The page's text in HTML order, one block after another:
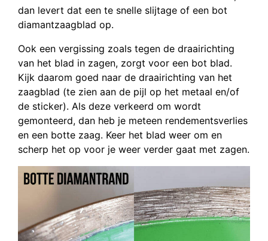
dan levert dat een te snelle slijtage of een bot
diamantzaagblad op.
Ook een vergissing zoals tegen de draairichting
van het blad in zagen, zorgt voor een bot blad.
Kijk daarom goed naar de draairichting van het
zaagblad (te zien aan de pijl op het metaal en/of
de sticker). Als deze verkeerd om wordt
gemonteerd, dan heb je meteen rendementsverlies
en een botte zaag. Keer het blad weer om en
scherp het op voor je weer verder gaat met zagen.